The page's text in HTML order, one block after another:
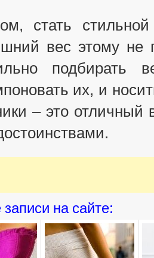
стать
вес этому не
подбирать
их, и
– это отличный
на сайте: